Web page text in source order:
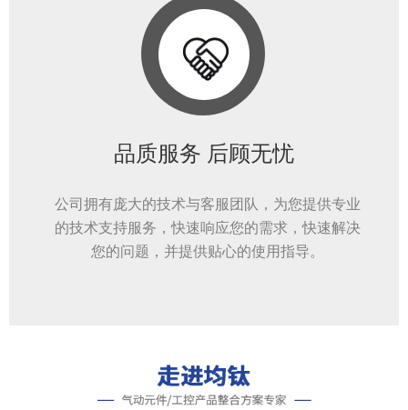
品质服务 后顾无忧
公司拥有庞大的技术与客服团队，为您提供专业
的技术支持服务，快速响应您的需求，快速解决
您的问题，并提供贴心的使用指导。